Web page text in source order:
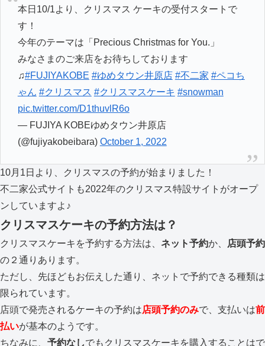
本日10/1より、クリスマス ケーキの受付スタートで
す！
今年のテーマは「Precious Christmas for You.」
みなさまのご来店をお待ちしております
♫#FUJIYAKOBE #ゆめタウン井原店 #不二家 #ペコち
ゃん #クリスマス #クリスマスケーキ #snowman
pic.twitter.com/D1thuvlR6o
— FUJIYA KOBEゆめタウン井原店
(@fujiyakobeibara) October 1, 2022
10月1日より、クリスマスの予約が始まりました！
不二家公式サイトも2022年のクリスマス特設サイトがオープ
ンしていますよ♪
クリスマスケーキの予約方法は？
クリスマスケーキを予約する方法は、 ネット予約か、
店頭予約
の２通りあります。
ただし、先ほどもお伝えした通り、ネットで予約できる種類は
限られています。
店頭で発売されるケーキの予約は店頭予約のみで、支払いは前
払いが基本のようです。
ちなみに、 予約なしでもクリスマスケーキを購入することはで